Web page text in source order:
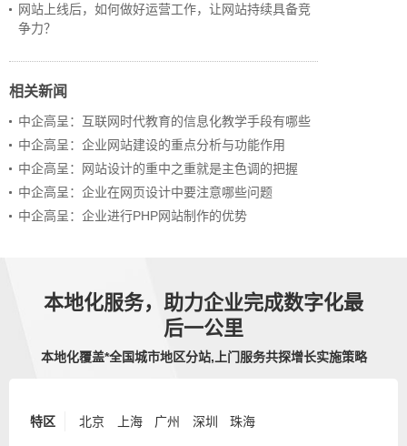
网站上线后，如何做好运营工作，让网站持续具备竞
争力？
相关新闻
中企高呈：互联网时代教育的信息化教学手段有哪些
中企高呈：企业网站建设的重点分析与功能作用
中企高呈：网站设计的重中之重就是主色调的把握
中企高呈：企业在网页设计中要注意哪些问题
中企高呈：企业进行PHP网站制作的优势
本地化服务，助力企业完成数字化最
后一公里
本地化覆盖*全国城市地区分站,上门服务共探增长实施策略
特区 北京 上海 广州 深圳 珠海